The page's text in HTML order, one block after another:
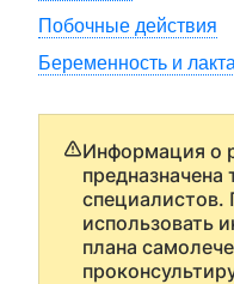
Побочные действия
Беременность и
Информация о
предназначена
использовать
плана